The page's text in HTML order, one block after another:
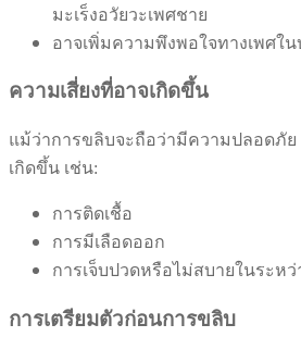
มะเร็งอวัยวะเพศชาย
อาจเพิ่มความพึงพอใจทางเพศใ
ความเสี่ยงที่อาจเกิดขึ้น
แม้ว่าการขลิบจะถือว่ามีความปลอดภัย
เกิดขึ้น เช่น:
การติดเชื้อ
การมีเลือดออก
การเจ็บปวดหรือไม่สบายในระห
การเตรียมตัวก่อนการขลิบ